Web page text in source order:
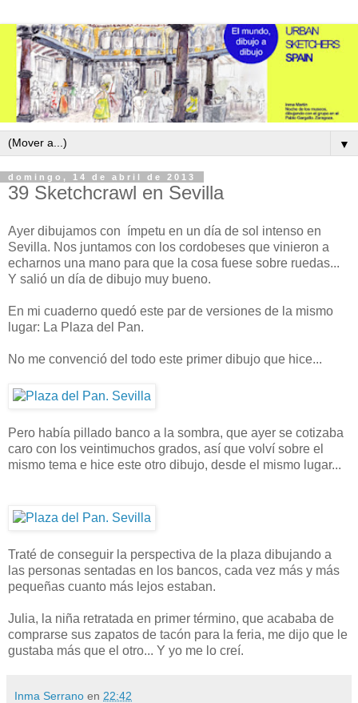
▼
domingo, 14 de abril de 2013
39 Sketchcrawl en Sevilla
Ayer dibujamos con ímpetu en un día de sol intenso en
Sevilla. Nos juntamos con los cordobeses que vinieron a
echarnos una mano para que la cosa fuese sobre ruedas...
Y salió un día de dibujo muy bueno.
En mi cuaderno quedó este par de versiones de la mismo
lugar: La Plaza del Pan.
No me convenció del todo este primer dibujo que hice...
Pero había pillado banco a la sombra, que ayer se cotizaba
caro con los veintimuchos grados, así que volví sobre el
mismo tema e hice este otro dibujo, desde el mismo lugar...
Traté de conseguir la perspectiva de la plaza dibujando a
las personas sentadas en los bancos, cada vez más y más
pequeñas cuanto más lejos estaban.
Julia, la niña retratada en primer término, que acababa de
comprarse sus zapatos de tacón para la feria, me dijo que le
gustaba más que el otro... Y yo me lo creí.
Inma Serrano en 22:42